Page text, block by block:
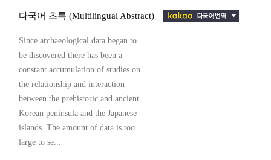
다국어 초록 (Multilingual Abstract)
Since archaeological data began to
be discovered there has been a
constant accumulation of studies on
the relationship and interaction
between the prehistoric and ancient
Korean peninsula and the Japanese
islands. The amount of data is too
large to se...